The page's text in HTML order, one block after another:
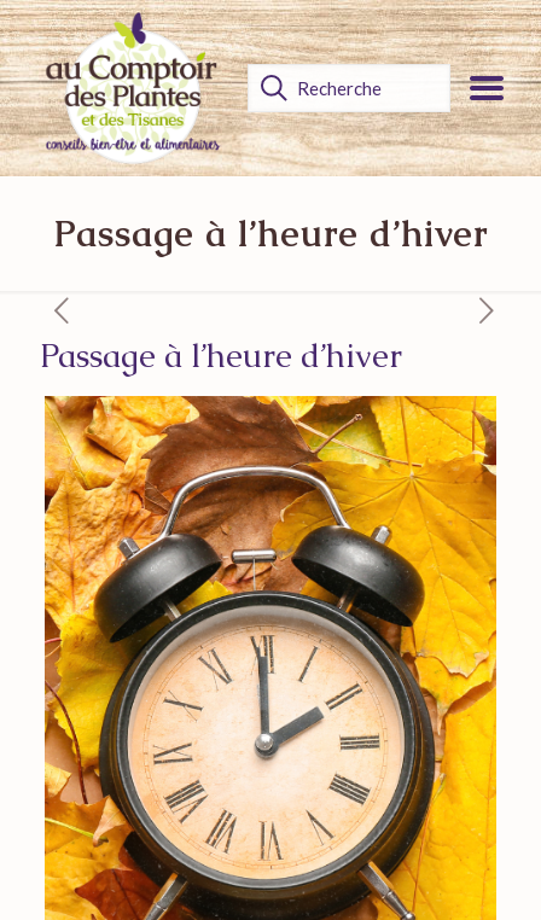
Passage à l’heure d’hiver
Passage à l’heure d’hiver